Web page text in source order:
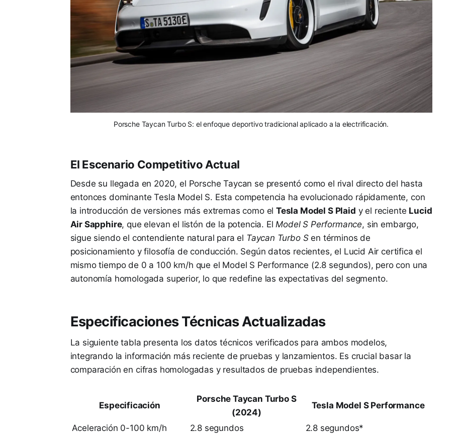
Porsche Taycan Turbo S: el enfoque deportivo tradicional aplicado a la electrificación.
El Escenario Competitivo Actual
Desde su llegada en 2020, el Porsche Taycan se presentó como el rival directo del hasta
entonces dominante Tesla Model S. Esta competencia ha evolucionado rápidamente, con
la introducción de versiones más extremas como el Tesla Model S Plaid y el reciente Lucid
Air Sapphire, que elevan el listón de la potencia. ElModel S Performance, sin embargo,
sigue siendo el contendiente natural para el Taycan Turbo Sen términos de
posicionamiento y filosofía de conducción. Según datos recientes, el Lucid Air certifica el
mismo tiempo de 0 a 100 km/h que el Model S Performance (2.8 segundos), pero con una
autonomía homologada superior, lo que redefine las expectativas del segmento.
Especificaciones Técnicas Actualizadas
La siguiente tabla presenta los datos técnicos verificados para ambos modelos,
integrando la información más reciente de pruebas y lanzamientos. Es crucial basar la
comparación en cifras homologadas y resultados de pruebas independientes.
Especificación
Porsche Taycan Turbo S
(2024)
Tesla Model S Performance
Aceleración 0-100 km/h 2.8 segundos
2.8 segundos*